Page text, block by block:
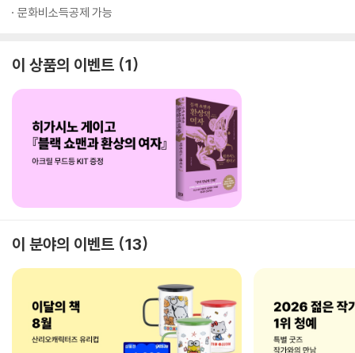
문화비소득공제 가능
이 상품의 이벤트 1
이 분야의 이벤트 13